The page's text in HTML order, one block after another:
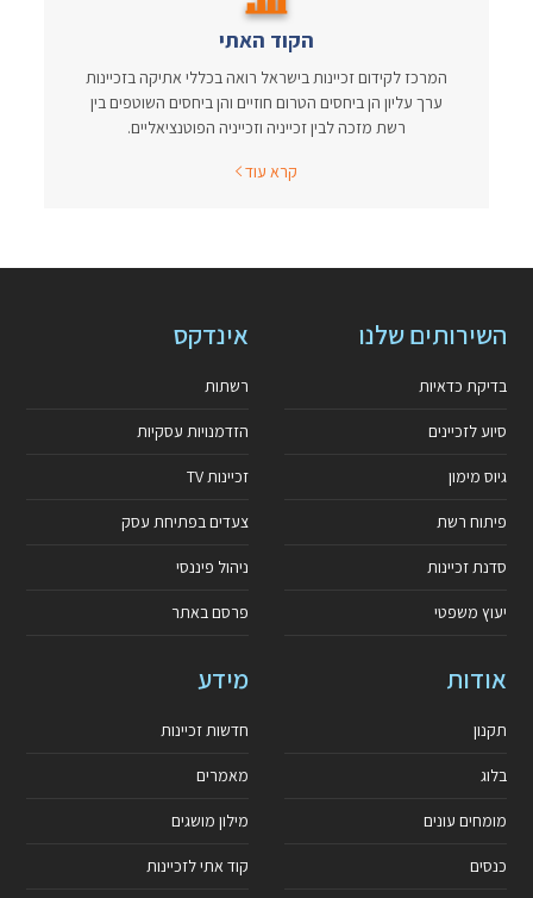
הקוד האתי
המרכז לקידום זכיינות בישראל רואה בכללי אתיקה בזכיינות
ערך עליון הן ביחסים הטרום חוזיים והן ביחסים השוטפים בין
רשת מזכה לבין זכייניה וזכייניה הפוטנציאליים.
קרא עוד
השירותים שלנו
בדיקת כדאיות
סיוע לזכיינים
גיוס מימון
פיתוח רשת
סדנת זכיינות
יעוץ משפטי
אינדקס
רשתות
הזדמנויות עסקיות
זכיינות TV
צעדים בפתיחת עסק
ניהול פיננסי
פרסם באתר
אודות
תקנון
בלוג
מומחים עונים
כנסים
מידע
חדשות זכיינות
מאמרים
מילון מושגים
קוד אתי לזכיינות